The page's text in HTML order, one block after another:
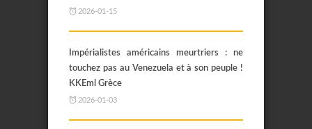
2026-01-15
Impérialistes américains meurtriers : ne
touchez pas au Venezuela et à son peuple !
KKEml Grèce
2026-01-03